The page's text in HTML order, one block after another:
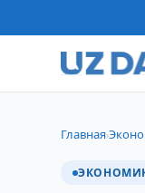
Главная›